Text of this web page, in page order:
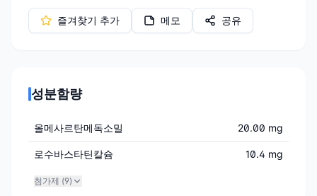
즐겨찾기 추가 메모 공유
성분함량
올메사르탄메독소밀 20.00 mg
로수바스타틴칼슘 10.4 mg
첨가제 (9)